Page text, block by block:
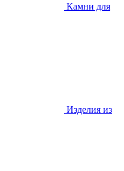
Камни для
Изделия из